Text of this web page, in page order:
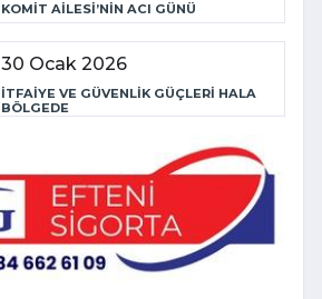
KOMİT AİLESİ’NİN ACI GÜNÜ
30 Ocak 2026
İTFAİYE VE GÜVENLİK GÜÇLERİ HALA
BÖLGEDE